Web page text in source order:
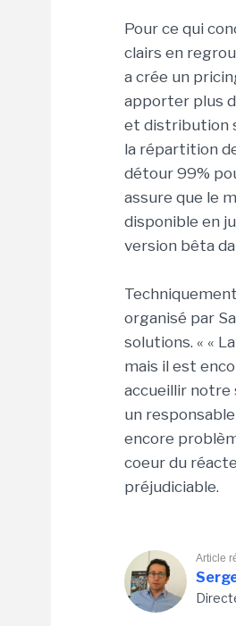
Pour ce qui
clairs en
a crée un
apporter plus
et distribution
la répartition
détour 99%
assure que le
disponible en
version bêta
organisé par
solutions. « «
mais il est
accueillir notre
un
encore
coeur du
préjudiciable.
Article